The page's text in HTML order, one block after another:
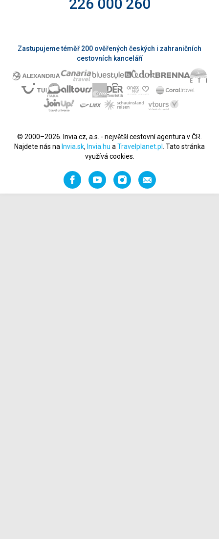
226 000 260
Zastupujeme téměř 200 ověřených českých i zahraničních
cestovních kanceláří
© 2000–2026. Invia.cz, a.s. - největší cestovní agentura v ČR.
Najdete nás na Invia.sk, Invia.hu a Travelplanet.pl
. Tato stránka
využívá cookies.
FacebookYouTubeInstagramNapište
nám